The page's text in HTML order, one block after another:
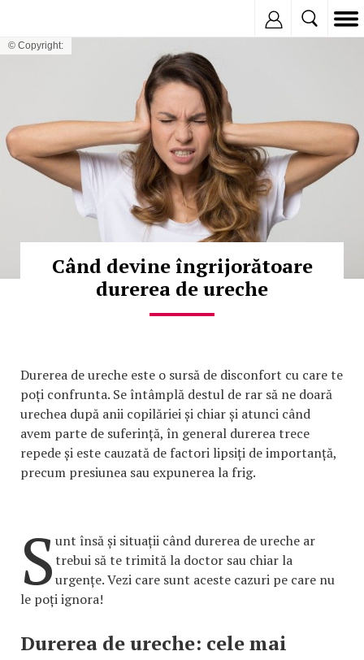
© Copyright:
Când devine îngrijorătoare
durerea de ureche
Durerea de ureche este o sursă de disconfort cu care te
poți confrunta. Se întâmplă destul de rar să ne doară
urechea după anii copilăriei și chiar și atunci când
avem parte de suferință, în general durerea trece
repede și este cauzată de factori lipsiți de importanță,
precum presiunea sau expunerea la frig.
Sunt însă și situații când durerea de ureche ar
trebui să te trimită la doctor sau chiar la
urgențe. Vezi care sunt aceste cazuri pe care nu
le poți ignora!
Durerea de ureche: cele mai